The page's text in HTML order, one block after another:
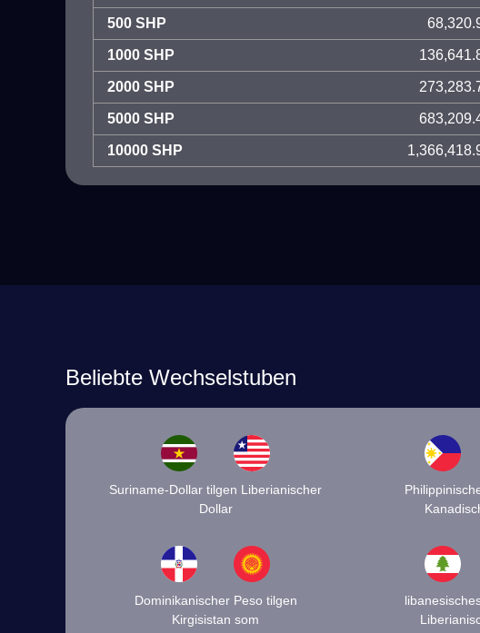
500 SHP
1000 SHP
2000 SHP
5000 SHP
10000 SHP
Beliebte Wechselstuben
Suriname-Dollar tilgen Liberianischer
Dollar
Dominikanischer Peso tilgen
Kirgisistan som